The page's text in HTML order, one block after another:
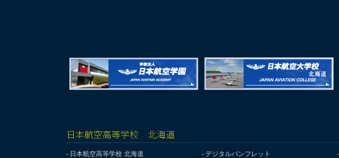
日本航空高等学校 北海道
日本航空高等学校 北海道 デジタルパンフレット